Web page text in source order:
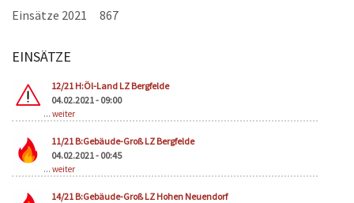
Einsätze 2021 867
EINSÄTZE
12/21 H:Öl-Land LZ Bergfelde
04.02.2021 - 09:00
... weiter
11/21 B:Gebäude-Groß LZ Bergfelde
04.02.2021 - 00:45
... weiter
14/21 B:Gebäude-Groß LZ Hohen Neuendorf
Seiten